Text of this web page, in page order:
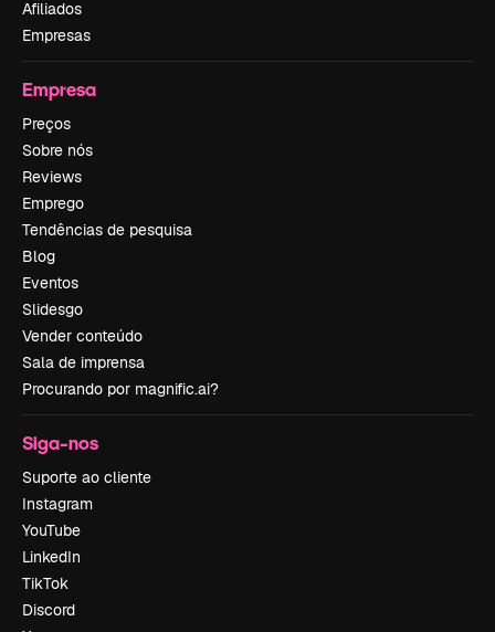
Afiliados
Empresas
Empresa
Preços
Sobre nós
Reviews
Emprego
Tendências de pesquisa
Blog
Eventos
Slidesgo
Vender conteúdo
Sala de imprensa
Procurando por magnific.ai?
Siga-nos
Suporte ao cliente
Instagram
YouTube
LinkedIn
TikTok
Discord